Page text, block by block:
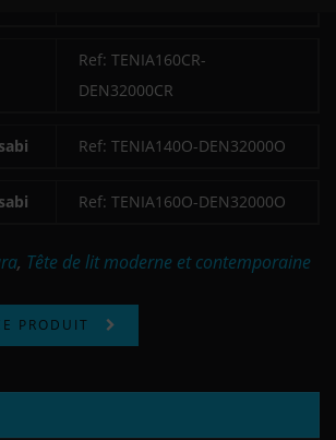
Ref: TENIA160CR-
DEN32000CR
Ref: TENIA140O-DEN32000O
Ref: TENIA160O-DEN32000O
, Tête de lit moderne et contemporaine
PRODUIT